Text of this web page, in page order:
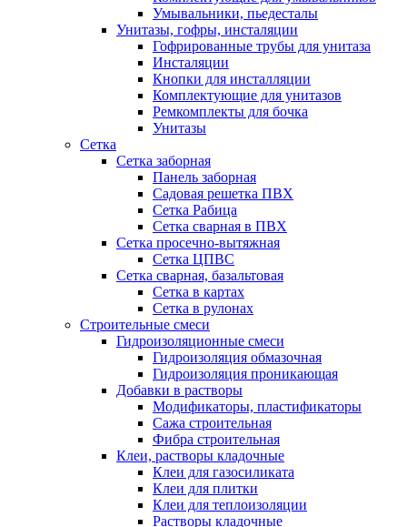
Умывальники, пьедесталы
Унитазы, гофры, инсталяции
Гофрированные трубы для унитаза
Инсталяции
Кнопки для инсталляции
Комплектующие для унитазов
Ремкомплекты для бочка
Унитазы
Сетка
Сетка заборная
Панель заборная
Садовая решетка ПВХ
Сетка Рабица
Сетка сварная в ПВХ
Сетка просечно-вытяжная
Сетка ЦПВС
Сетка сварная, базальтовая
Сетка в картах
Сетка в рулонах
Строительные смеси
Гидроизоляционные смеси
Гидроизоляция обмазочная
Гидроизоляция проникающая
Добавки в растворы
Модификаторы, пластификаторы
Сажа строительная
Фибра строительная
Клеи, растворы кладочные
Клеи для газосиликата
Клеи для плитки
Клеи для теплоизоляции
Растворы кладочные